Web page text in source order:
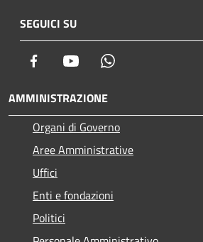
SEGUICI SU
Facebook Youtube
AMMINISTRAZIONE
Organi di Governo
Aree Amministrative
Uffici
Enti e fondazioni
Politici